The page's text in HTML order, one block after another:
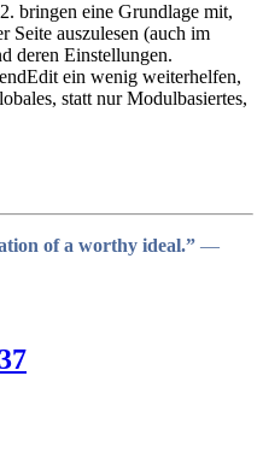
bringen eine Grundlage mit,
Seite auszulesen (auch im
deren Einstellungen.
ein wenig weiterhelfen,
statt nur Modulbasiertes,
of a worthy ideal.” ―